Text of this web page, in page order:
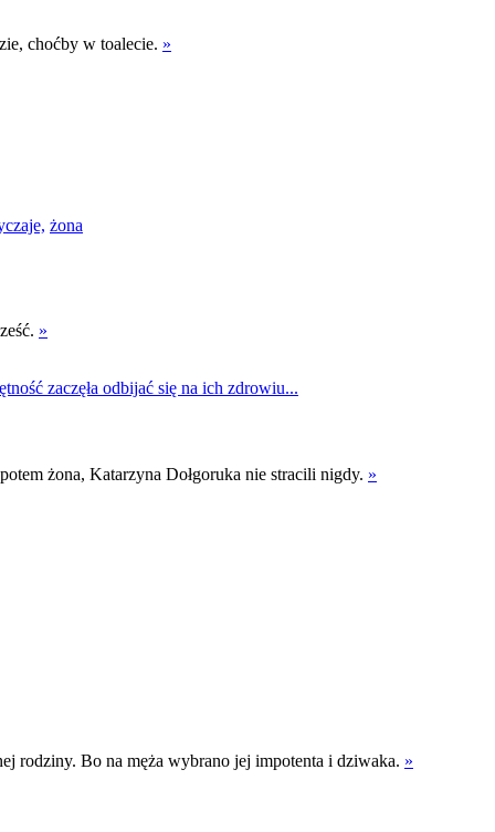
choćby w toalecie. »
żona
»
żona, Katarzyna Dołgoruka nie stracili nigdy. »
rodziny. Bo na męża wybrano jej impotenta i dziwaka. »